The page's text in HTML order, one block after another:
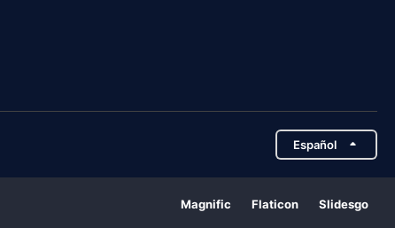
Español
Magnific Flaticon Slidesgo